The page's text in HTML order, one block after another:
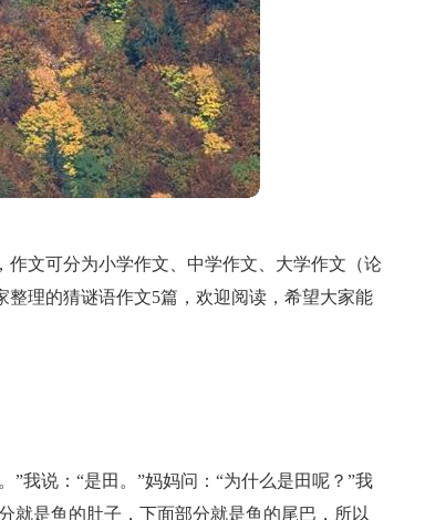
文可分为小学作文、中学作文、大学作文（论
理的猜谜语作文5篇，欢迎阅读，希望大家能
”我说：“是田。”妈妈问：“为什么是田呢？”我
就是鱼的肚子，下面部分就是鱼的尾巴，所以